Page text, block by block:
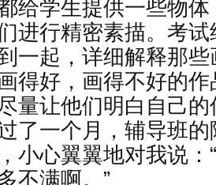
学生提供一些物体
进行精密素描。考
一起，详细解释那
得好，画得不好的
量让他们明白自己
一个月，辅导班的
小心翼翼地对我说：
不满啊。”